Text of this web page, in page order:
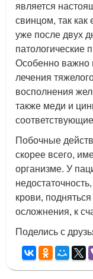
является
свинцом, так как
уже после двух
патологические
Особенно важно
лечения
восполнения
также меди и
Побочные
скорее всего,
организме. У
крови,
осложнения, к
Поделись с